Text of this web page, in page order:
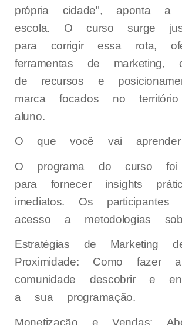
própria cidade", aponta a
escola. O curso surge
para corrigir essa rota,
ferramentas de marketing,
de recursos e
marca focados no
aluno.
O que você vai aprender
O programa do curso foi
para fornecer insights
imediatos. Os participantes
acesso a metodologias
Estratégias de Marketing
Proximidade: Como fazer a
comunidade descobrir e
a sua programação.
Monetização e Vendas: